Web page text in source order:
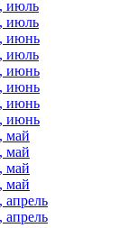
июль
июль
июнь
июль
июнь
июнь
июнь
июнь
май
май
май
май
апрель
апрель